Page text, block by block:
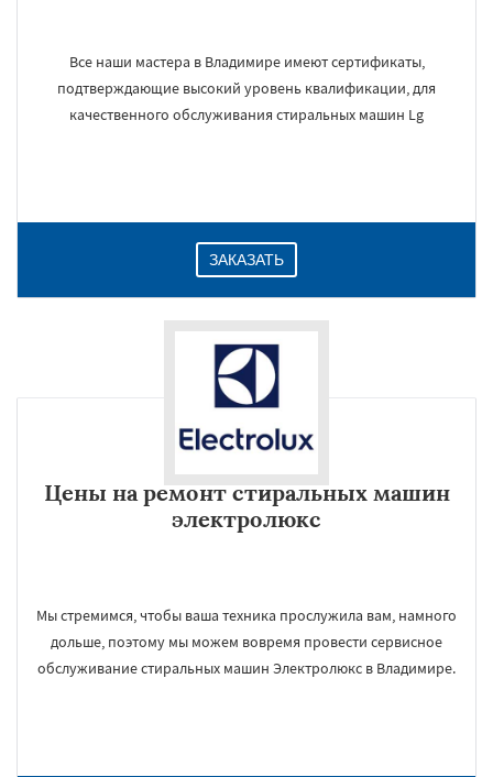
Все наши мастера в Владимире имеют сертификаты,
подтверждающие высокий уровень квалификации, для
качественного обслуживания стиральных машин Lg
ЗАКАЗАТЬ
Цены на ремонт стиральных машин
электролюкс
Мы стремимся, чтобы ваша техника прослужила вам, намного
дольше, поэтому мы можем вовремя провести сервисное
обслуживание стиральных машин Электролюкс в Владимире.